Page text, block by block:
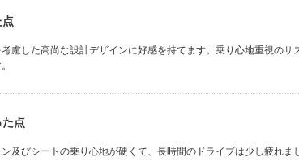
点
考慮した高尚な設計デザインに好感を持てます。乗り心地重視の
た点
及びシートの乗り心地が硬くて、長時間のドライブは少し疲れま